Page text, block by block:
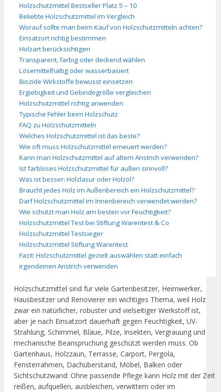
Holzschutzmittel Bestseller Platz 5 – 10
Beliebte Holzschutzmittel im Vergleich
Worauf sollte man beim Kauf von Holzschutzmitteln achten?
Einsatzort richtig bestimmen
Holzart berücksichtigen
Transparent, farbig oder deckend wählen
Lösemittelhaltig oder wasserbasiert
Biozide Wirkstoffe bewusst einsetzen
Ergiebigkeit und Gebindegröße vergleichen
Holzschutzmittel richtig anwenden
Typische Fehler beim Holzschutz
FAQ zu Holzschutzmitteln
Welches Holzschutzmittel ist das beste?
Wie oft muss Holzschutzmittel erneuert werden?
Kann man Holzschutzmittel auf altem Anstrich verwenden?
Ist farbloses Holzschutzmittel für außen sinnvoll?
Was ist besser: Holzlasur oder Holzöl?
Braucht jedes Holz im Außenbereich ein Holzschutzmittel?
Darf Holzschutzmittel im Innenbereich verwendet werden?
Wie schützt man Holz am besten vor Feuchtigkeit?
Holzschutzmittel Test bei Stiftung Warentest & Co
Holzschutzmittel Testsieger
Holzschutzmittel Stiftung Warentest
Fazit: Holzschutzmittel gezielt auswählen statt einfach
irgendeinen Anstrich verwenden
Holzschutzmittel sind für viele Gartenbesitzer, Heimwerker,
Hausbesitzer und Renovierer ein wichtiges Thema, weil Holz
zwar ein natürlicher, robuster und vielseitiger Werkstoff ist,
aber je nach Einsatzort dauerhaft gegen Feuchtigkeit, UV-
Strahlung, Schimmel, Bläue, Pilze, Insekten, Vergrauung und
mechanische Beanspruchung geschützt werden muss. Ob
Gartenhaus, Holzzaun, Terrasse, Carport, Pergola,
Fensterrahmen, Dachüberstand, Möbel, Balken oder
Sichtschutzwand: Ohne passende Pflege kann Holz mit der Zeit
reißen, aufquellen, ausbleichen, verwittern oder im